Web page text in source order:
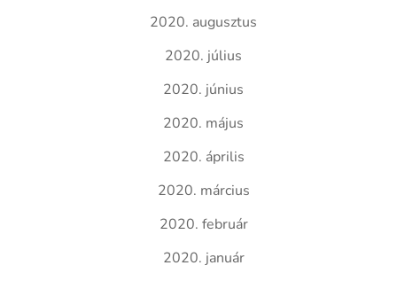
2020. augusztus
2020. július
2020. június
2020. május
2020. április
2020. március
2020. február
2020. január